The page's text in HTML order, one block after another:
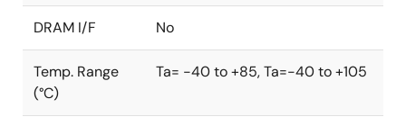
DRAM I/F No
Temp. Range
(°C)
Ta= -40 to +85, Ta=-40 to +105